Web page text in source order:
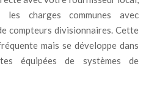
charges communes avec
compteurs divisionnaires. Cette
mais se développe dans
équipées de systèmes de